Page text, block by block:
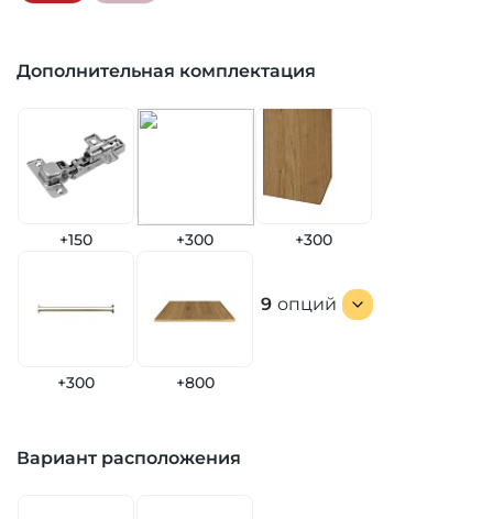
Дополнительная комплектация
+150 +300 +300
+300 +800
9 опций
Вариант расположения